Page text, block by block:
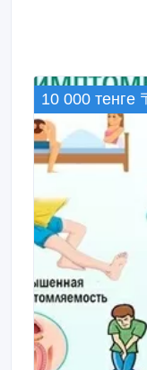
10 000 тенге